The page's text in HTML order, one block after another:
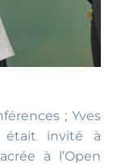
; Yves
était invité à
à l’Open